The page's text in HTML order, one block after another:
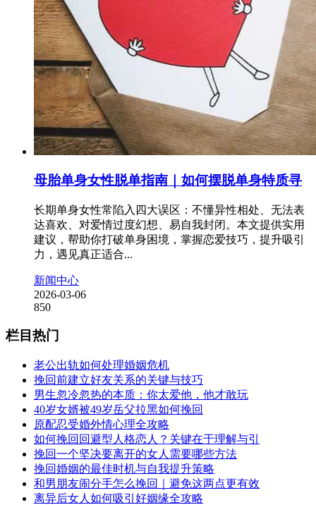
母胎单身女性脱单指南｜如何摆脱单身特质寻
长期单身女性常陷入四大误区：不懂异性相处、无法表
达喜欢、对爱情过度幻想、易自我封闭。本文提供实用
建议，帮助你打破单身困境，掌握恋爱技巧，提升吸引
力，遇见真正适合...
新闻中心
2026-03-06
850
栏目热门
老公出轨如何处理婚姻危机
挽回前建立好友关系的关键与技巧
男生忽冷忽热的本质：你太爱他，他才敢玩
40岁女婿被49岁岳父拉黑如何挽回
原配忍受婚外情心理全攻略
如何挽回回避型人格恋人？关键在于理解与引
挽回一个坚决要离开的女人需要哪些方法
挽回婚姻的最佳时机与自我提升策略
和男朋友闹分手怎么挽回｜避免这两点更有效
离异后女人如何吸引好姻缘全攻略